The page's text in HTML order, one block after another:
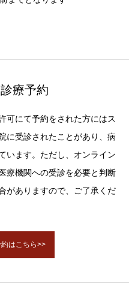
療予約
可にて予約をされた方にはス
に受診されたことがあり、病
います。ただし、オンライン
療機関への受診を必要と判断
がありますので、ご了承くだ
はこちら>>